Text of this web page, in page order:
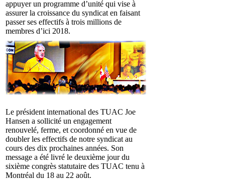
appuyer un programme d’unité qui vise à
assurer la croissance du syndicat en faisant
passer ses effectifs à trois millions de
membres d’ici 2018.
Le président international des TUAC Joe
Hansen a sollicité un engagement
renouvelé, ferme, et coordonné en vue de
doubler les effectifs de notre syndicat au
cours des dix prochaines années. Son
message a été livré le deuxième jour du
sixième congrès statutaire des TUAC tenu à
Montréal du 18 au 22 août.